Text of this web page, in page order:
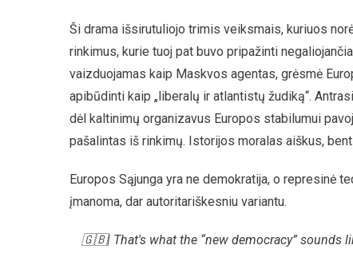
Ši drama išsirutuliojo trimis veiksmais, kuriuos
rinkimus, kurie tuoj pat buvo pripažinti
vaizduojamas kaip Maskvos agentas, grėsmė
apibūdinti kaip „liberalų ir atlantistų žudiką“.
dėl kaltinimų organizavus Europos stabilumui
pašalintas iš rinkimų. Istorijos moralas aiškus,
Europos Sąjunga yra ne demokratija, o represinė
įmanoma, dar autoritariškesniu variantu.
🇬🇧| That's what the “new democracy” sounds